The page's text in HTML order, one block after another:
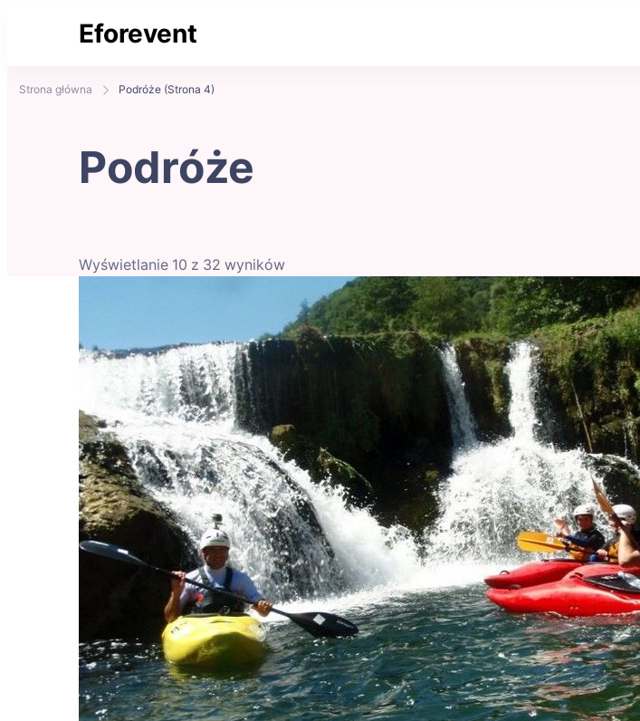
Eforevent
Najświeższe informacje
Strona główna Podróże(Strona 4)
Podróże
Wyświetlanie 10 z 32 wyników